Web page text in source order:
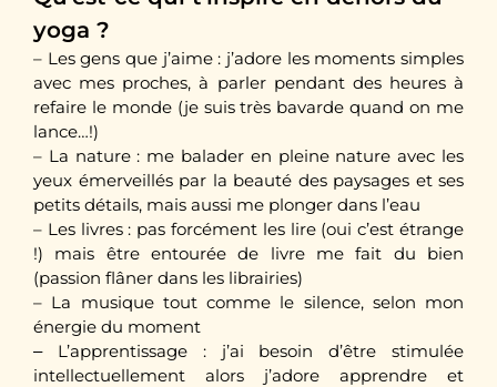
yoga ?
– Les gens que j’aime : j’adore les moments simples
avec mes proches, à parler pendant des heures à
refaire le monde (je suis très bavarde quand on me
lance…!)
– La nature : me balader en pleine nature avec les
yeux émerveillés par la beauté des paysages et ses
petits détails, mais aussi me plonger dans l’eau
– Les livres : pas forcément les lire (oui c’est étrange
!) mais être entourée de livre me fait du bien
(passion flâner dans les librairies)
– La musique tout comme le silence, selon mon
énergie du moment
– L’apprentissage : j’ai besoin d’être stimulée
intellectuellement alors j’adore apprendre et